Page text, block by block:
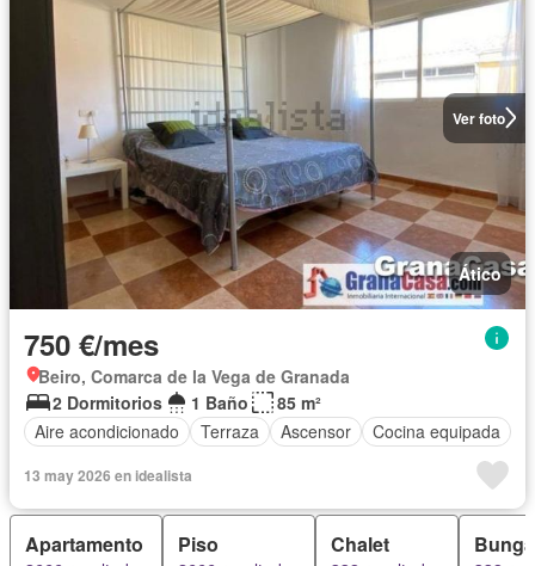
Ver foto
Ático
750 €/mes
Beiro, Comarca de la Vega de Granada
2 Dormitorios
1 Baño
85 m²
Aire acondicionado
Terraza Ascensor Cocina equipada
13 may 2026 en idealista
Apartamento Piso Chalet